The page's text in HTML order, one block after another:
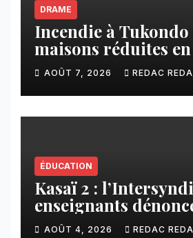
DRAME
Incendie à Tukondo
maisons réduites
plusieurs familles
AOÛT 7, 2026 REDAC
ÉDUCATION
Kasaï 2 :
enseignants
contribution
AOÛT 4, 2026 REDAC